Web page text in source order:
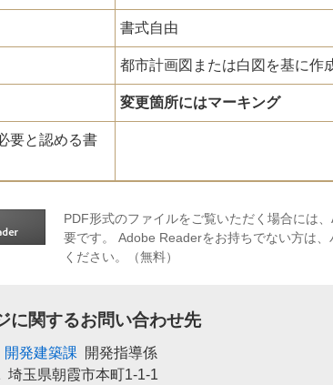
書式自由
都市計画図または白図を基に作
変更箇所にはマーキング
要と認める書
PDF形式のファイルをご覧いただく場合には
要です。
Adobe Readerをお持ちでない方は
ください。（無料）
に関するお問い合わせ先
開発建築課
開発指導係
埼玉県朝霞市本町1-1-1